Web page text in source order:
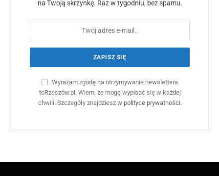
na Twoją skrzynkę. Raz w tygodniu, bez spamu.
Wyrażam zgodę na otrzymywanie newslettera
toRzeszów.pl. Wiem, że mogę wypisać się w każdej
chwili. Szczegóły znajdziesz w polityce prywatności.